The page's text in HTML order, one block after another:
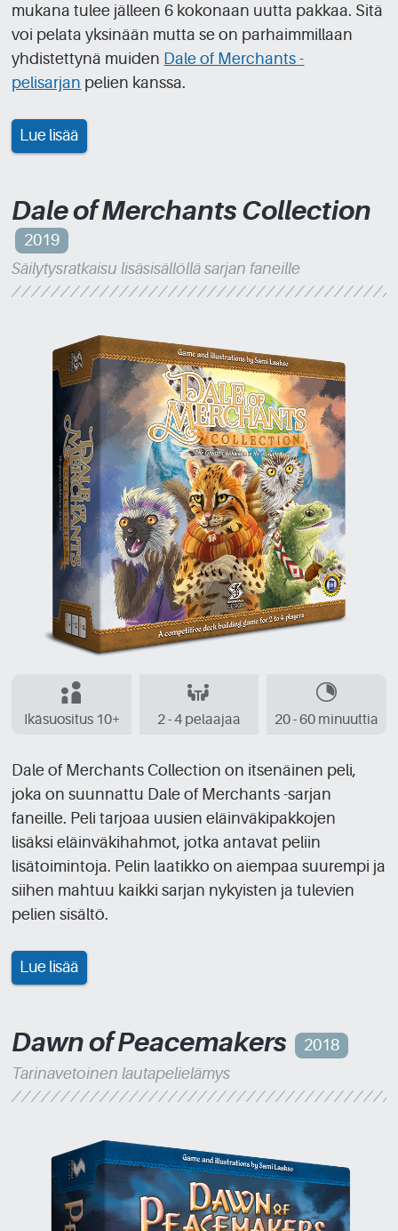
mukana tulee jälleen 6 kokonaan uutta pakkaa. Sitä
voi pelata yksinään mutta se on parhaimmillaan
yhdistettynä muiden Dale of Merchants -
pelisarjan pelien kanssa.
Lue lisää
Dale of Merchants Collection
2019
Säilytysratkaisu lisäsisällöllä sarjan faneille
Ikäsuositus 10+ 2 - 4 pelaajaa 20 - 60 minuuttia
Dale of Merchants Collection on itsenäinen peli,
joka on suunnattu Dale of Merchants -sarjan
faneille. Peli tarjoaa uusien eläinväkipakkojen
lisäksi eläinväkihahmot, jotka antavat peliin
lisätoimintoja. Pelin laatikko on aiempaa suurempi ja
siihen mahtuu kaikki sarjan nykyisten ja tulevien
pelien sisältö.
Lue lisää
Dawn of Peacemakers
2018
Tarinavetoinen lautapelielämys